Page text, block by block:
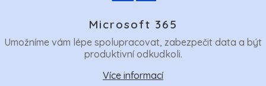
Microsoft 365
Umožníme vám lépe spolupracovat, zabezpečit data a být
produktivní odkudkoli.
Více informací